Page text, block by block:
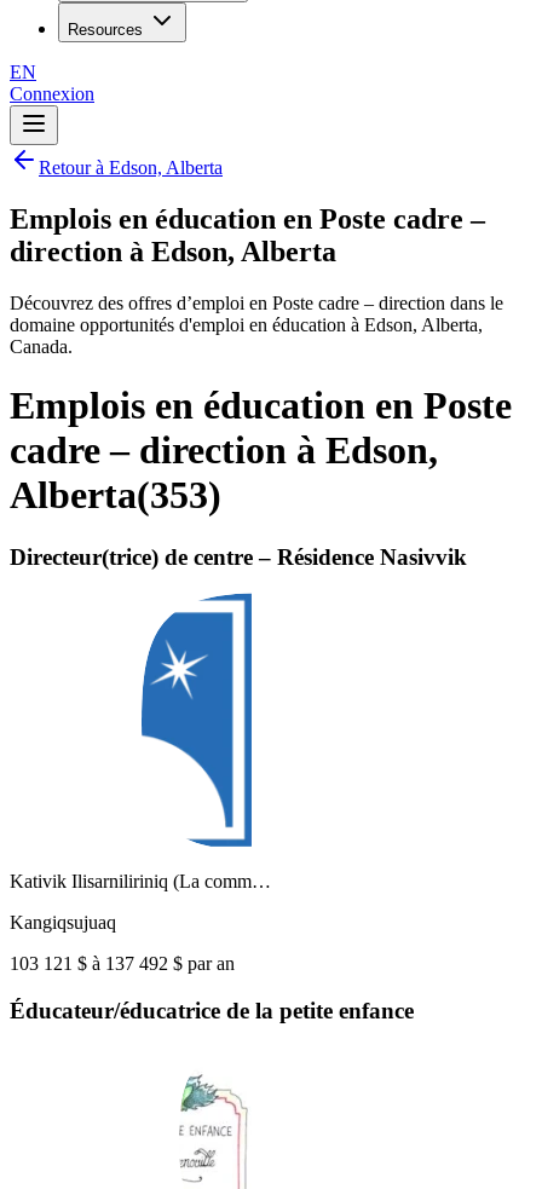
Resources
EN
Connexion
Retour à Edson, Alberta
Emplois en éducation en Poste cadre –
direction à Edson, Alberta
Découvrez des offres d’emploi en Poste cadre – direction dans le
domaine opportunités d'emploi en éducation à Edson, Alberta,
Canada.
Emplois en éducation en Poste
cadre – direction à Edson,
Alberta(353)
Directeur(trice) de centre – Résidence Nasivvik
Kativik Ilisarniliriniq (La comm…
Kangiqsujuaq
103 121 $ à 137 492 $ par an
Éducateur/éducatrice de la petite enfance